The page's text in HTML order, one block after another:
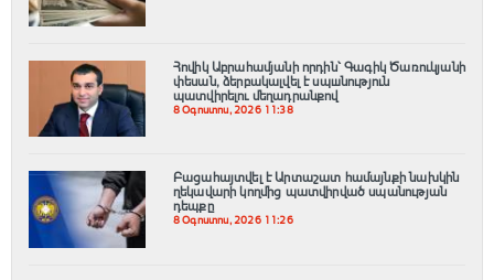
Հովիկ Աբրահամյանի որդին՝ Գագիկ Ծառուկյանի
փեսան, ձերբակալվել է սպшնություն
պատվիրելու մեղադրանքով
8 Օգոստոս, 2026 11:38
Բացահայտվել է Արտաշատ համայնքի նախկին
ղեկավարի կողմից պատվիրված սպանության
դեպքը
8 Օգոստոս, 2026 11:26